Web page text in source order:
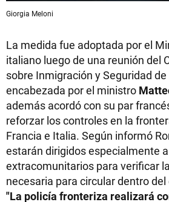
Giorgia Meloni
La medida fue adoptada por el
italiano luego de una reunión del
sobre Inmigración y Seguridad
encabezada por el ministro
además acordó con su par
reforzar los controles en la
Francia e Italia. Según informó
estarán dirigidos especialmente
extracomunitarios para verificar
necesaria para circular dentro
"La policía fronteriza realizará